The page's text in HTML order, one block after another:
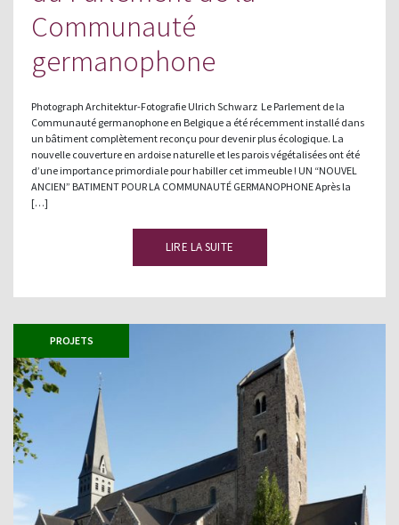
Communauté
germanophone
Photograph Architektur-Fotografie Ulrich Schwarz Le Parlement de la
Communauté germanophone en Belgique a été récemment installé dans
un bâtiment complètement reconçu pour devenir plus écologique. La
nouvelle couverture en ardoise naturelle et les parois végétalisées ont été
d’une importance primordiale pour habiller cet immeuble ! UN “NOUVEL
ANCIEN” BATIMENT POUR LA COMMUNAUTÉ GERMANOPHONE Après la
[…]
LIRE LA SUITE
PROJETS